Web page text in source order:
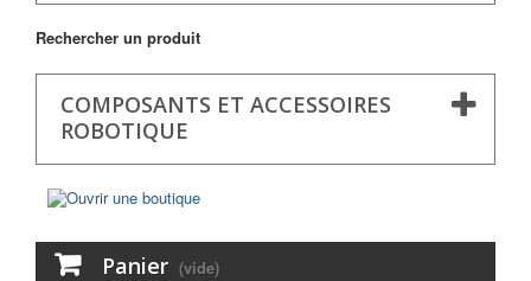
Rechercher un produit
COMPOSANTS ET ACCESSOIRES
ROBOTIQUE
Panier (vide)